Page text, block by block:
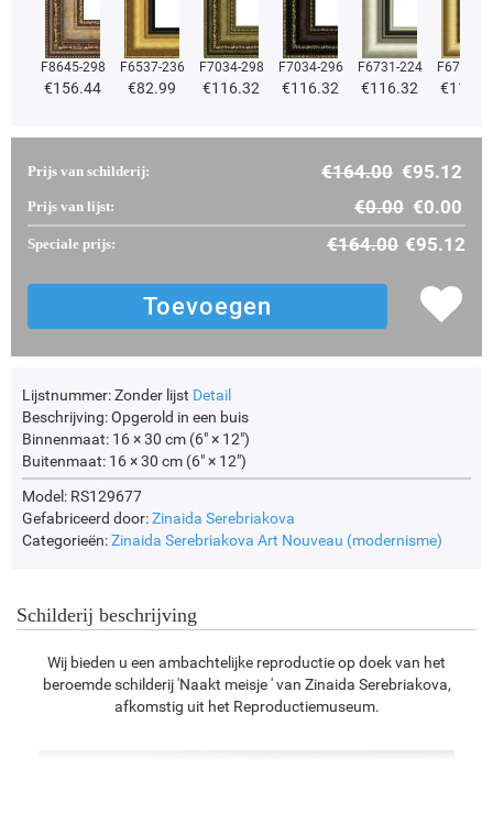
F8645-298
€156.44
F6537-236
€82.99
F7034-298
€116.32
F7034-296
€116.32
F6731-224
€116.32
F6731-
€
Prijs van schilderij: €164.00 €95.12
Prijs van lijst: €0.00 €0.00
Speciale prijs: €164.00 €95.12
Lijstnummer:Zonder lijst Detail
Beschrijving:Opgerold in een buis
Binnenmaat: 16 × 30 cm (6" × 12")
Buitenmaat: 16 × 30 cm (6" × 12")
Model: RS129677
Gefabriceerd door:Zinaida Serebriakova
Categorieën:Zinaida Serebriakova Art Nouveau (modernisme)
Schilderij beschrijving
Wij bieden u een ambachtelijke reproductie op doek van het
beroemde schilderij 'Naakt meisje ' van Zinaida Serebriakova,
afkomstig uit het Reproductiemuseum.